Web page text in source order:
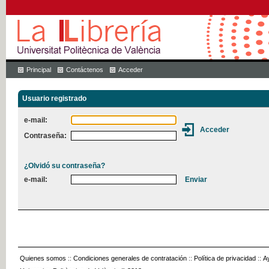
Principal Contáctenos Acceder
Usuario registrado
e-mail:
Contraseña:
¿Olvidó su contraseña?
e-mail:
Quienes somos :: Condiciones generales de contratación :: Política de privacidad ::